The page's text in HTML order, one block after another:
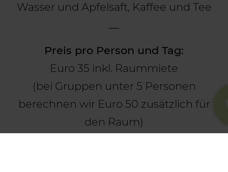
Wasser und Apfelsaft, Kaffee und Tee
Preis pro Person und Tag:
Euro 35 inkl. Raummiete
(bei Gruppen unter 5 Personen
berechnen wir Euro 50 zusätzlich für
den Raum)